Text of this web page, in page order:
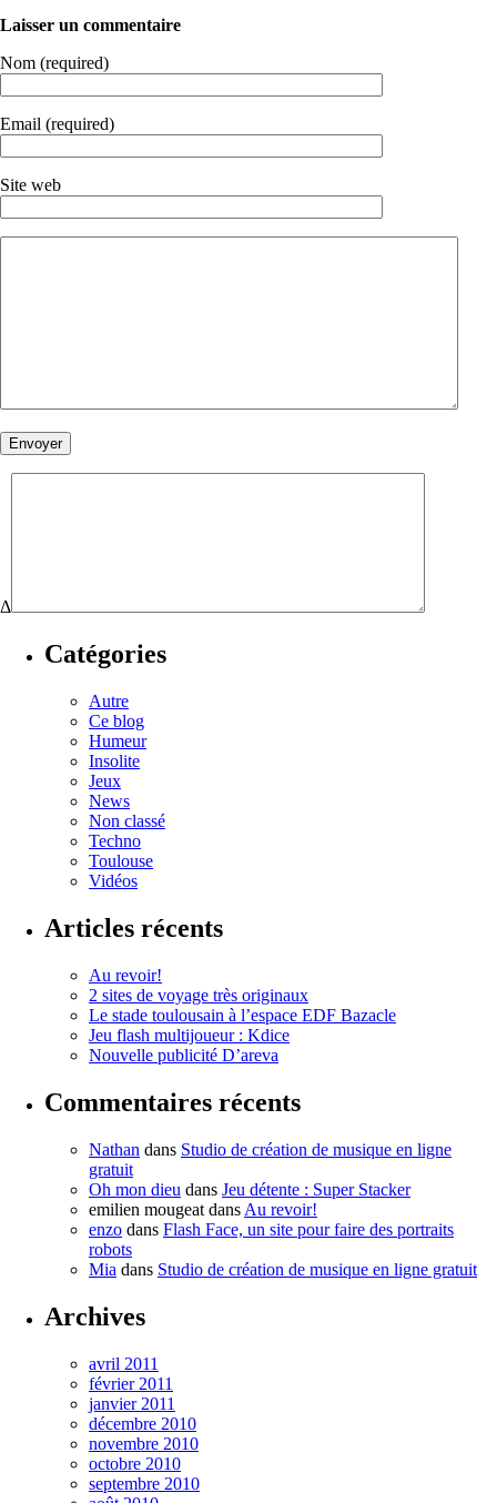
Laisser un commentaire
Nom (required)
Email (required)
Site web
Δ
Catégories
Autre
Ce blog
Humeur
Insolite
Jeux
News
Non classé
Techno
Toulouse
Vidéos
Articles récents
Au revoir!
2 sites de voyage très originaux
Le stade toulousain à l’espace EDF Bazacle
Jeu flash multijoueur : Kdice
Nouvelle publicité D’areva
Commentaires récents
Nathan dans Studio de création de musique en ligne
gratuit
Oh mon dieu dans Jeu détente : Super Stacker
emilien mougeat dans Au revoir!
enzo dans Flash Face, un site pour faire des portraits
robots
Mia dans Studio de création de musique en ligne gratuit
Archives
avril 2011
février 2011
janvier 2011
décembre 2010
novembre 2010
octobre 2010
septembre 2010